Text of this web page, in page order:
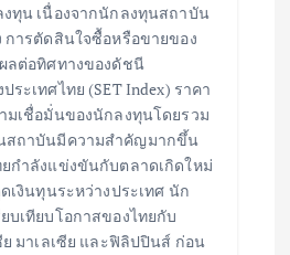
ทุน เนื่องจากนักลงทุนสถาบัน
การตัดสินใจซื้อหรือขายของ
ลต่อทิศทางของดัชนี
ะเทศไทย (SET Index) ราคา
มเชื่อมั่นของนักลงทุนโดยรวม
สถาบันมีความสำคัญมากขึ้น
ยกำลังแข่งขันกับตลาดเกิดใหม่
เงินทุนระหว่างประเทศ นัก
บเทียบโอกาสของไทยกับ
มาเลเซีย และฟิลิปปินส์ ก่อน